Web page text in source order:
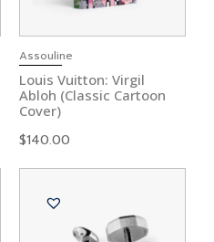
Assouline
Louis Vuitton: Virgil
Abloh (Classic Cartoon
Cover)
$140.00